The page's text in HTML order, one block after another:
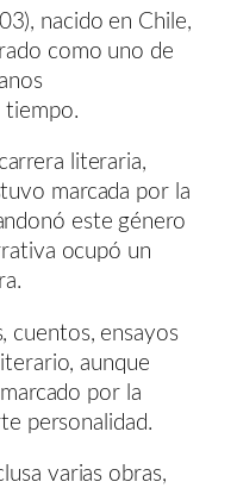
nacido en Chile,
como uno de
tiempo.
literaria,
marcada por la
este género
ocupó un
cuentos, ensayos
aunque
por la
personalidad.
varias obras,